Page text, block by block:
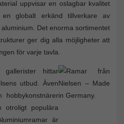
uppvisar en oslagbar kvalitet
globalt erkänd tillverkare av
Det enorma sortimentet
ger dig alla möjligheter att
för varje tavla.
gallerister hittar
utbud. Även
hobbykonstnärer
otroligt populära
är